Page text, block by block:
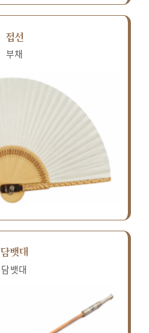
접선
부채
담뱃대
담뱃대